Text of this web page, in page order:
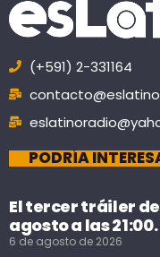
(+591) 2-331164
PODRÍA
El tercer tráiler de
agosto a las
6 de agosto de 2026